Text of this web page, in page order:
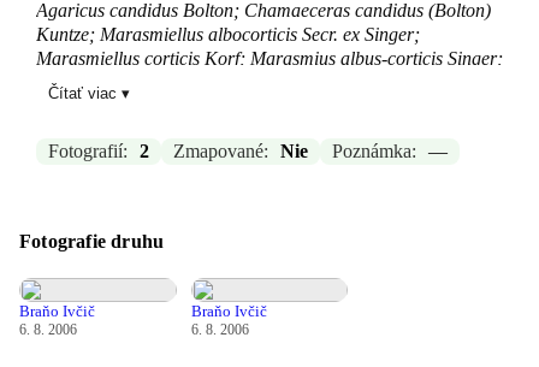
Agaricus candidus Bolton; Chamaeceras candidus (Bolton)
Kuntze; Marasmiellus albocorticis Secr. ex Singer;
Marasmiellus corticis Korf; Marasmius albus-corticis Singer;
Marasmius candidus (Bolton) Fr.
Čítať viac ▾
Fotografií: 2 Zmapované: Nie Poznámka: —
Fotografie druhu
Braňo Ivčič
6. 8. 2006
Braňo Ivčič
6. 8. 2006